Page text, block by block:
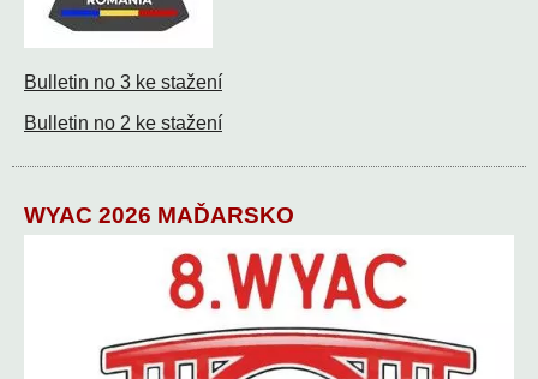
Bulletin no 3 ke stažení
Bulletin no 2 ke stažení
WYAC 2026 MAĎARSKO